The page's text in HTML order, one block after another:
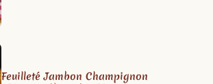
Feuilleté Jambon Champignon